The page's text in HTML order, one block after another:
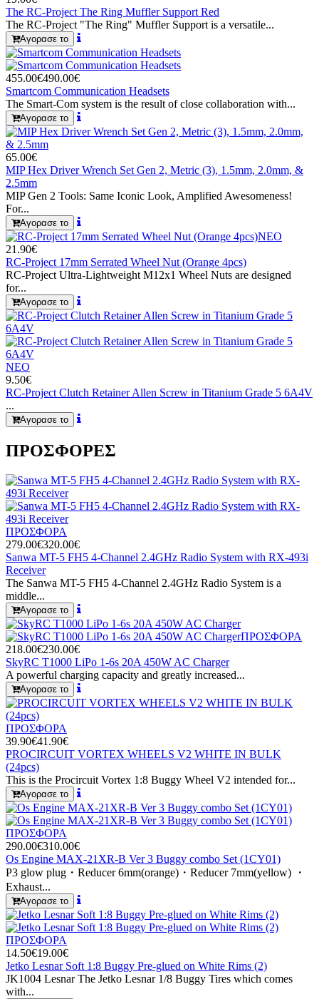
The RC-Project The Ring Muffler Support Red
The RC-Project "The Ring" Muffler Support is a versatile...
Αγορασε το
455.00€490.00€
Smartcom Communication Headsets
The Smart-Com system is the result of close collaboration with...
Αγορασε το
65.00€
MIP Hex Driver Wrench Set Gen 2, Metric (3), 1.5mm, 2.0mm, &
2.5mm
MIP Gen 2 Tools: Same Iconic Look, Amplified Awesomeness!
For...
Αγορασε το
ΝΕΟ
21.90€
RC-Project 17mm Serrated Wheel Nut (Orange 4pcs)
RC-Project Ultra-Lightweight M12x1 Wheel Nuts are designed
for...
Αγορασε το
ΝΕΟ
9.50€
RC-Project Clutch Retainer Allen Screw in Titanium Grade 5 6A4V
...
Αγορασε το
ΠΡΟΣΦΟΡΕΣ
ΠΡΟΣΦΟΡΑ
279.00€320.00€
Sanwa MT-5 FH5 4-Channel 2.4GHz Radio System with RX-493i
Receiver
The Sanwa MT-5 FH5 4-Channel 2.4GHz Radio System is a
middle...
Αγορασε το
ΠΡΟΣΦΟΡΑ
218.00€230.00€
SkyRC T1000 LiPo 1-6s 20A 450W AC Charger
A powerful charging capacity and greatly increased...
Αγορασε το
ΠΡΟΣΦΟΡΑ
39.90€41.90€
PROCIRCUIT VORTEX WHEELS V2 WHITE IN BULK
(24pcs)
This is the Procircuit Vortex 1:8 Buggy Wheel V2 intended for...
Αγορασε το
ΠΡΟΣΦΟΡΑ
290.00€310.00€
Os Engine MAX-21XR-B Ver 3 Buggy combo Set (1CY01)
P3 glow plug・Reducer 6mm(orange)・Reducer 7mm(yellow) ・
Exhaust...
Αγορασε το
ΠΡΟΣΦΟΡΑ
14.50€19.00€
Jetko Lesnar Soft 1:8 Buggy Pre-glued on White Rims (2)
JK1004 Lesnar The Jetko Lesnar 1/8 Buggy Tires which comes
with...